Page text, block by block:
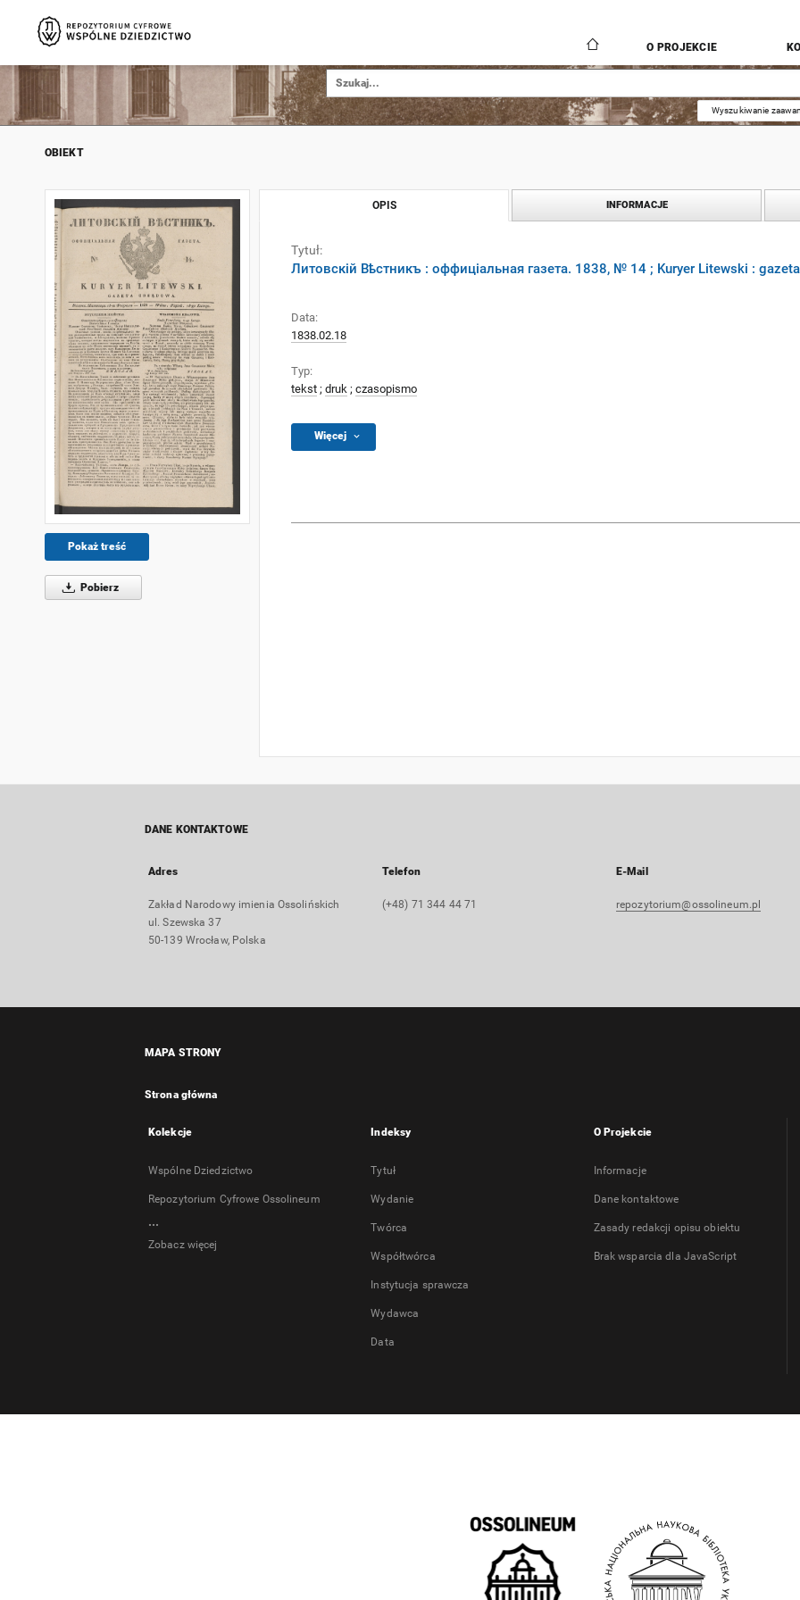
O PROJEKCIE
Wyszukiwanie
OBIEKT
Pokaż treść
Pobierz
OPIS INFORMACJE
Tytuł:
Литовскій Вѣстникъ : оффиціальная газета. 1838, № 14 ; Kuryer Litewski :
Data:
1838.02.18
Typ:
tekst ; druk ; czasopismo
Więcej
DANE KONTAKTOWE
Adres
Zakład Narodowy imienia Ossolińskich
ul. Szewska 37
50-139 Wrocław, Polska
Telefon
(+48) 71 344 44 71
E-Mail
repozytorium@ossolineum.pl
MAPA STRONY
Strona główna
Kolekcje
Wspólne Dziedzictwo
Repozytorium Cyfrowe Ossolineum
...
Zobacz więcej
Indeksy
Tytuł
Wydanie
Twórca
Współtwórca
Instytucja sprawcza
Wydawca
Data
O Projekcie
Informacje
Dane kontaktowe
Zasady redakcji opisu obiektu
Brak wsparcia dla JavaScript